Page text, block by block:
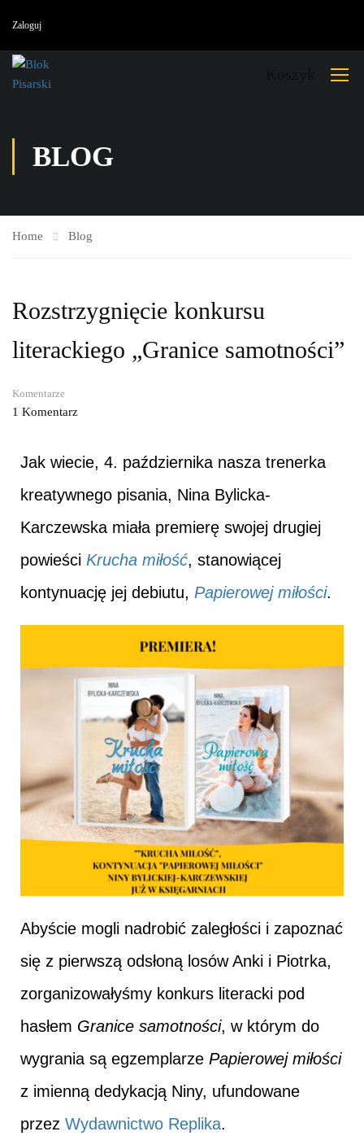
Zaloguj
BLOG
Home Blog
Rozstrzygnięcie konkursu
literackiego „Granice samotności”
Komentarze
1 Komentarz
Jak wiecie, 4. października nasza trenerka
kreatywnego pisania, Nina Bylicka-
Karczewska miała premierę swojej drugiej
powieści Krucha miłość, stanowiącej
kontynuację jej debiutu, Papierowej miłości.
Abyście mogli nadrobić zaległości i zapoznać
się z pierwszą odsłoną losów Anki i Piotrka,
zorganizowałyśmy konkurs literacki pod
hasłem Granice samotności, w którym do
wygrania są egzemplarze Papierowej miłości
z imienną dedykacją Niny, ufundowane
przez Wydawnictwo Replika.